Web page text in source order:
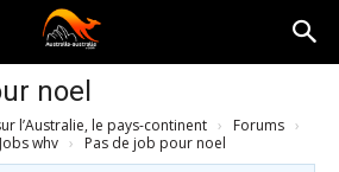
noel
l’Australie, le pays-continent › Forums ›
Jobs whv › Pas de job pour noel